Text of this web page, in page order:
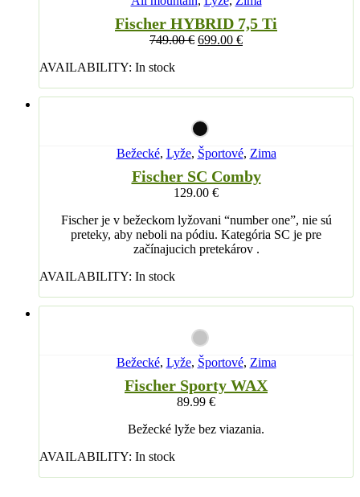
Fischer HYBRID 7,5 Ti
749.00€ 699.00 €
AVAILABILITY: In stock
Bežecké, Lyže, Športové, Zima
Fischer SC Comby
129.00 €
Fischer je v bežeckom lyžovani “number one”, nie sú
preteky, aby neboli na pódiu. Kategória SC je pre
začínajucich pretekárov .
AVAILABILITY: In stock
Bežecké, Lyže, Športové, Zima
Fischer Sporty WAX
89.99 €
Bežecké lyže bez viazania.
AVAILABILITY: In stock